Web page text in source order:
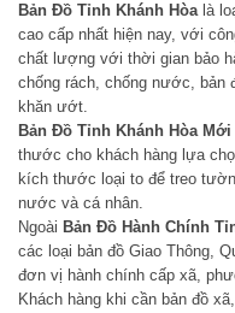
Bản Đồ Tỉnh Khánh Hòa là
cao cấp nhất hiện nay, với
chất lượng với thời gian bảo
chống rách, chống nước, bản
khăn ướt.
Bản Đồ Tỉnh Khánh Hòa Mới
thước cho khách hàng lựa
kích thước loại to để treo
nước và cá nhân.
Ngoài Bản Đồ Hành Chính
các loại bản đồ Giao Thông,
đơn vị hành chính cấp xã,
Khách hàng khi cần bản đồ